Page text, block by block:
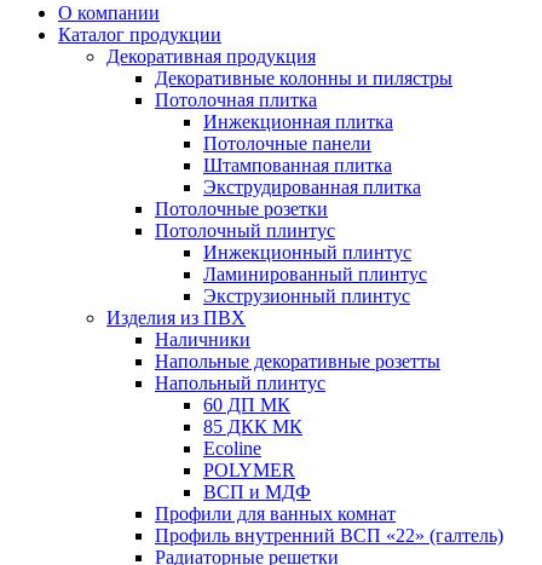
О компании
Каталог продукции
Декоративная продукция
Декоративные колонны и пилястры
Потолочная плитка
Инжекционная плитка
Потолочные панели
Штампованная плитка
Экструдированная плитка
Потолочные розетки
Потолочный плинтус
Инжекционный плинтус
Ламинированный плинтус
Экструзионный плинтус
Изделия из ПВХ
Наличники
Напольные декоративные розетты
Напольный плинтус
60 ДП МК
85 ДКК МК
Ecoline
POLYMER
ВСП и МДФ
Профили для ванных комнат
Профиль внутренний ВСП «22» (галтель)
Радиаторные решетки